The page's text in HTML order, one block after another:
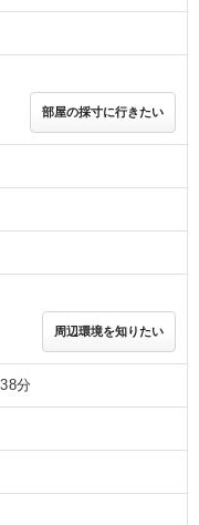
部屋の採寸に行きたい
周辺環境を知りたい
分